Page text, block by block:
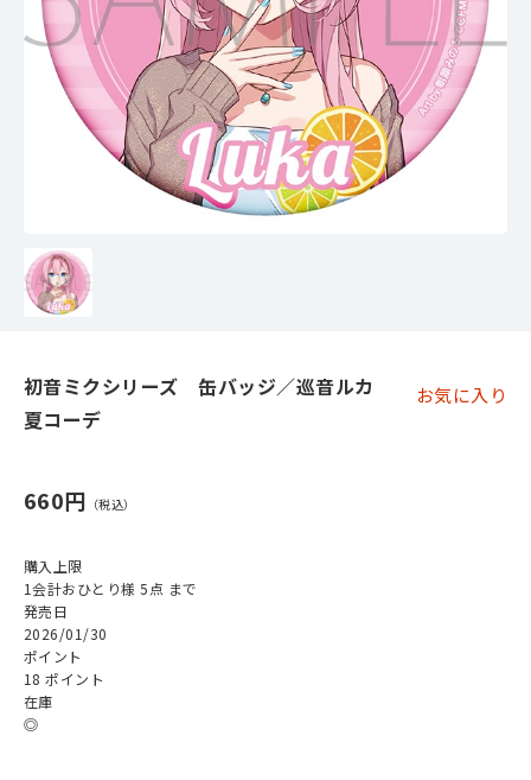
初音ミクシリーズ 缶バッジ／巡音ルカ
夏コーデ
お気に入り
660円
購入上限
1会計おひとり様 5点 まで
発売日
2026/01/30
ポイント
18 ポイント
在庫
◎